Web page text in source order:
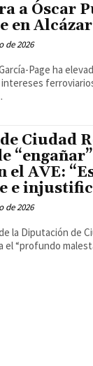
a Óscar
en
de 2026
Page ha
Ciudad
el AVE:
e
de 2026
la Diputación de
el “profundo